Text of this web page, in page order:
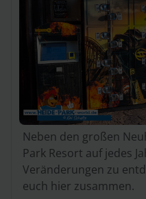
Neben den großen
Park Resort auf jedes
Veränderungen zu
euch hier zusammen.